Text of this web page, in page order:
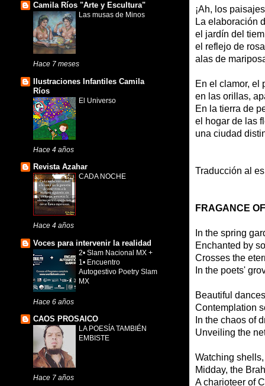
¡Ah, los
La elaboración
el jardín del
el reflejo de
alas de
En el clamor, el
en las orillas,
En la tierra de
el hogar de las
una ciudad
Traducción al
FRAGANCE
In the spring
Enchanted by
Crosses the
In the poets'
Beautiful
Contemplation
In the chaos of
Unveiling the
Watching
Midday, the
A charioteer of
Camila Ríos "Arte y Escultura"
Las musas de Minos
Hace 7 meses
Ilustraciones Infantiles Camila
Ríos
El Universo
Hace 4 años
Revista Azahar
CADA NOCHE
Hace 4 años
Voces para intervenir la realidad
2• Slam Nacional MX +
1• Encuentro
Autogestivo Poetry Slam
MX
Hace 6 años
CAOS PROSAICO
LA POESÍA TAMBIÉN
EMBISTE
Hace 7 años